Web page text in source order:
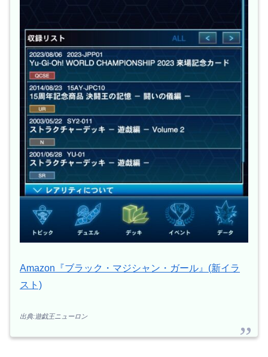
Amazon『ブラック・マジシャン・ガール』(新イラ
スト)
出典:遊戯王ニューロン